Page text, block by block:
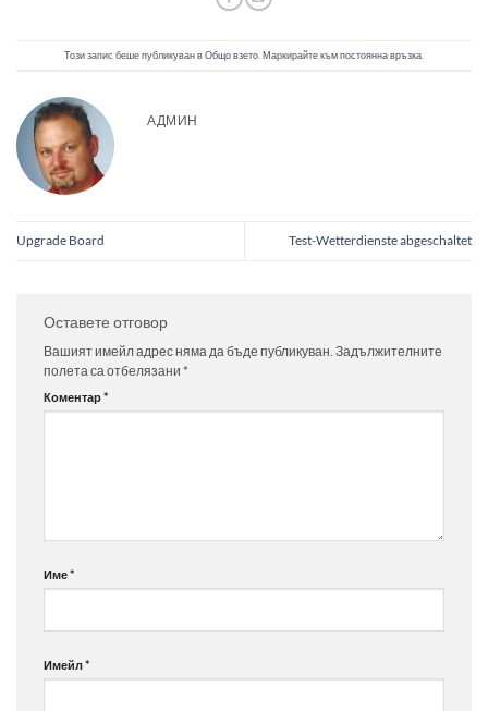
Този запис беше публикуван вОбщо взето . Маркирайте къмпостоянна връзка
АДМИН
Upgrade Board Test-Wetterdienste abgeschaltet
Оставете отговор
Вашият имейл адрес няма да бъде публикуван. Задължителните
полета са отбелязани *
Коментар*
Име*
Имейл*